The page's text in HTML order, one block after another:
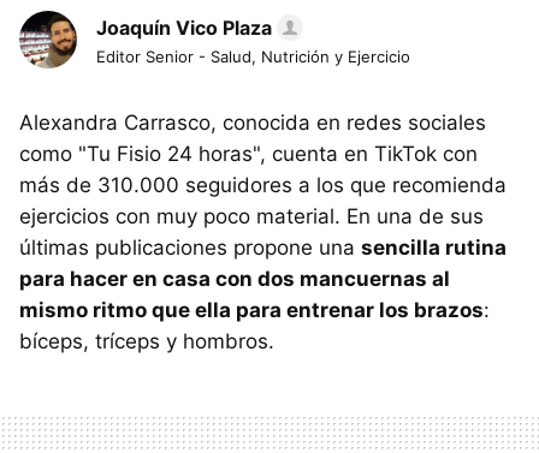
Joaquín Vico Plaza
Editor Senior - Salud, Nutrición y Ejercicio
Alexandra Carrasco, conocida en redes sociales
como "Tu Fisio 24 horas", cuenta en TikTok con
más de 310.000 seguidores a los que recomienda
ejercicios con muy poco material. En una de sus
últimas publicaciones propone una sencilla rutina
para hacer en casa con dos mancuernas al
mismo ritmo que ella para entrenar los brazos:
bíceps, tríceps y hombros.